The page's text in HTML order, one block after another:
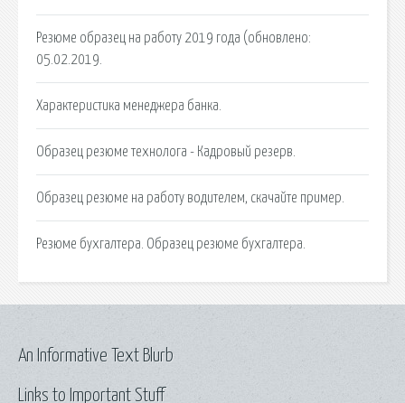
Резюме образец на работу 2019 года (обновлено:
05.02.2019.
Характеристика менеджера банка.
Образец резюме технолога - Кадровый резерв.
Образец резюме на работу водителем, скачайте пример.
Резюме бухгалтера. Образец резюме бухгалтера.
Links to Important Stuff
An Informative Text Blurb